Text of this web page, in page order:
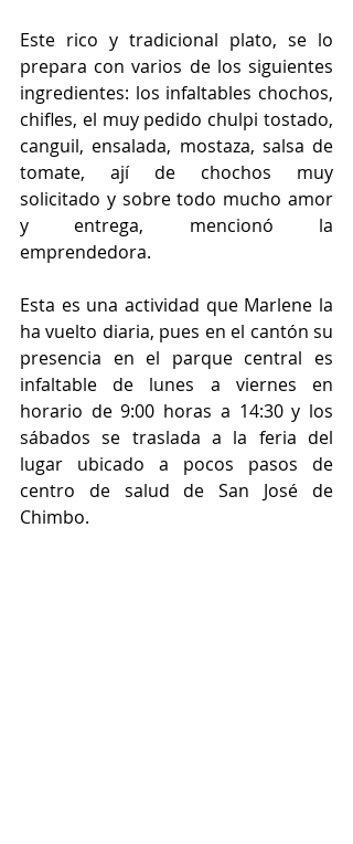
Este rico y tradicional plato, se lo
prepara con varios de los siguientes
ingredientes: los infaltables chochos,
chifles, el muy pedido chulpi tostado,
canguil, ensalada, mostaza, salsa de
tomate, ají de chochos muy
solicitado y sobre todo mucho amor
y entrega, mencionó la
emprendedora.
Esta es una actividad que Marlene la
ha vuelto diaria, pues en el cantón su
presencia en el parque central es
infaltable de lunes a viernes en
horario de 9:00 horas a 14:30 y los
sábados se traslada a la feria del
lugar ubicado a pocos pasos de
centro de salud de San José de
Chimbo.